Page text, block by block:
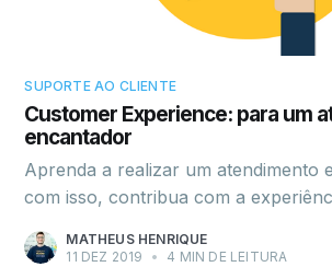
SUPORTE AO CLIENTE
Customer Experience: para um
encantador
Aprenda a realizar um atendimento
com isso, contribua com a
MATHEUS HENRIQUE
11 DEZ 2019
• 4 MIN DE LEITURA